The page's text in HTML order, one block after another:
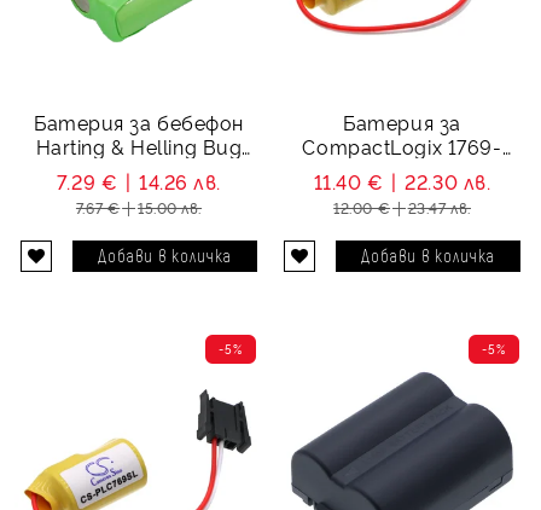
Батерия за бебефон
Harting & Helling Bug
2004 Baby Monitor - 4.8V
700 mAh
7.29 € 14.26 лв.
7.67 € 15.00 лв.
Батерия за
CompactLogix 1769-
L23E-QB1B - 3.0V
11.40 € 22.30 лв.
12.00 € 23.47 лв.
-5% -5%